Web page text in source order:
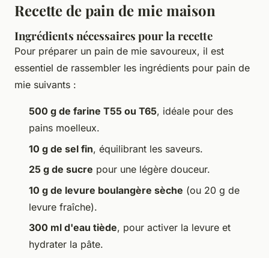
Recette de pain de mie maison
Ingrédients nécessaires pour la recette
Pour préparer un pain de mie savoureux, il est
essentiel de rassembler les ingrédients pour pain de
mie suivants :
500 g de farine T55 ou T65, idéale pour des
pains moelleux.
10 g de sel fin, équilibrant les saveurs.
25 g de sucre pour une légère douceur.
10 g de levure boulangère sèche (ou 20 g de
levure fraîche).
300 ml d'eau tiède, pour activer la levure et
hydrater la pâte.